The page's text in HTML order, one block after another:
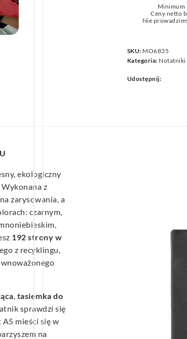
Minimum
Ceny netto
Nie
SKU: MO6835
Kategoria: Notatniki
Udostępnij:
ekologiczny
z
zarysowania, a
czarnym,
192 strony w
z recyklingu,
, tasiemka do
sprawdzi się
mieści się w
na